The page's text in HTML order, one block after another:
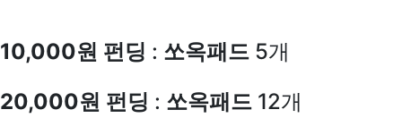
10,000원 펀딩 : 쏘옥패드 5개
20,000원 펀딩 : 쏘옥패드 12개